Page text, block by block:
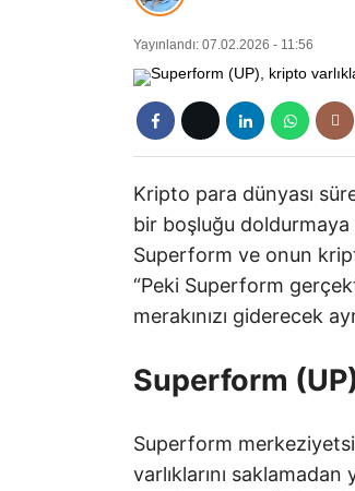
Yayınlandı: 07.02.2026 - 11:56
Kripto para dünyası
bir boşluğu doldurmaya
Superform ve onun
“Peki Superform
merakınızı giderecek
Superform
Superform
varlıklarını